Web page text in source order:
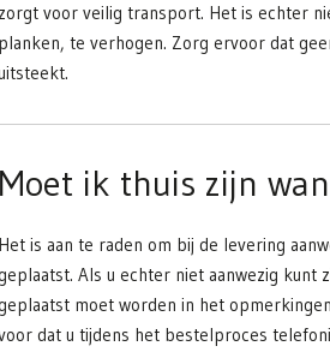
zorgt voor veilig transport. Het is echter
planken, te verhogen. Zorg ervoor dat
Moet ik thuis zijn
Het is aan te raden om bij de levering
Als u echter niet aanwezig kunt
moet worden in het
dat u tijdens het bestelproces